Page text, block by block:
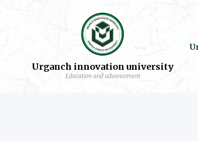
Urganch innovation university
Education and advancement